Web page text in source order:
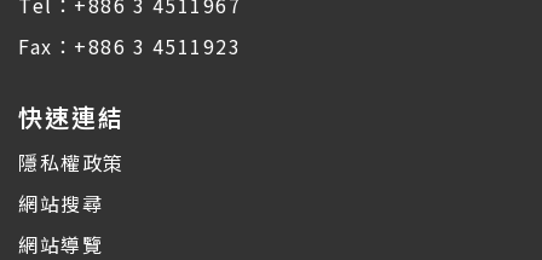
Fax：+886 3 4511923
快速連結
隱私權政策
網站搜尋
網站導覽